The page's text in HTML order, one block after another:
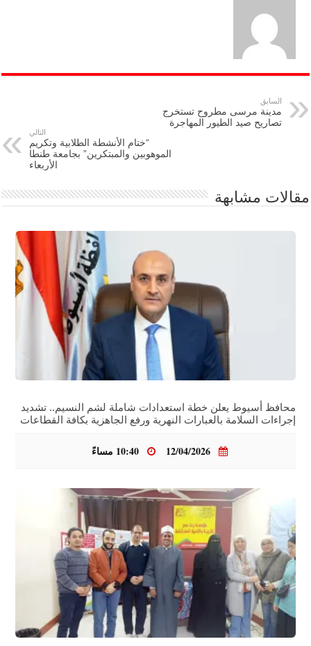
السابق
مدينة مرسى مطروح تستخرج
تصاريح صيد الطيور المهاجرة
التالي
“ختام الأنشطة الطلابية وتكريم
الموهوبين والمبتكرين” بجامعة طنطا
الأربعاء
مقالات مشابهة
محافظ أسيوط يعلن خطة استعدادات شاملة لشم النسيم.. تشديد
إجراءات السلامة بالعبارات النهرية ورفع الجاهزية بكافة القطاعات